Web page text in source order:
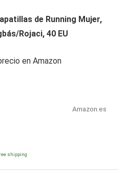
de Running Mujer,
Rojaci, 40 EU
en Amazon
Amazon.es
shipping